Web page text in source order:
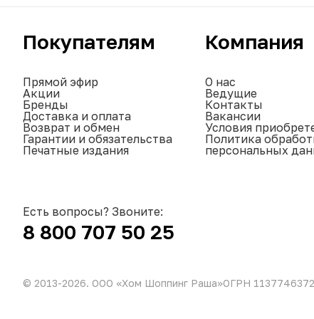
Покупателям
Прямой эфир
Акции
Бренды
Доставка и оплата
Возврат и обмен
Гарантии и обязательства
Печатные издания
Компания
О нас
Ведущие
Контакты
Вакансии
Условия
Политика
персональных
Есть вопросы? Звоните:
8 800 707 50 25
© 2013-2026. ООО «Хом Шоппинг Раша»ОГРН